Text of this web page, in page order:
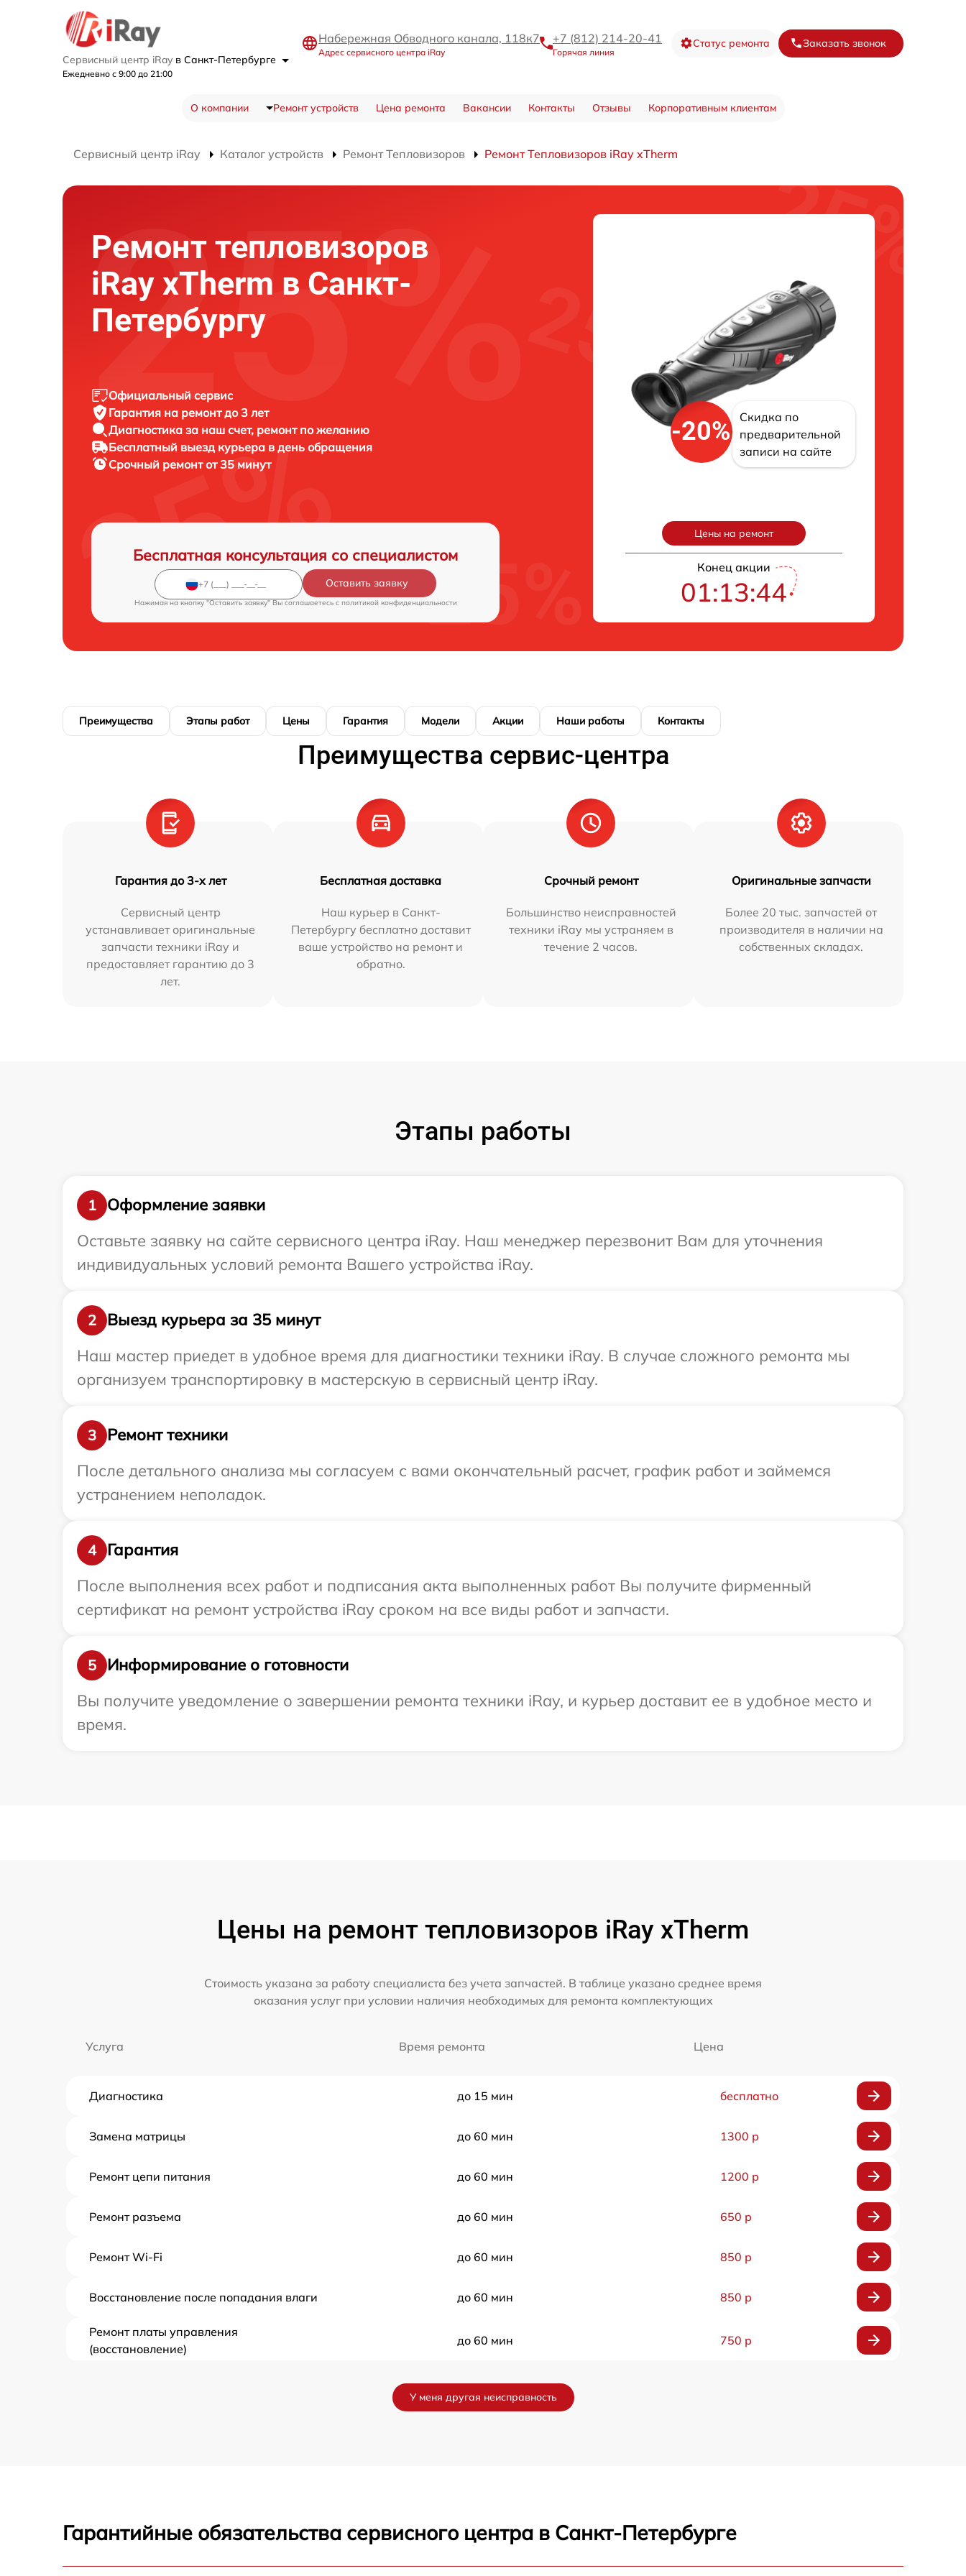
Сервисный центр iRay в Санкт-Петербурге
Ежедневно с 9:00 до 21:00
Набережная Обводного канала, 118к7
Адрес сервисного центра iRay
+7 (812) 214-20-41
Горячая линия
Статус ремонта Заказать звонок
О компании Ремонт устройств Цена ремонта Вакансии Контакты Отзывы Корпоративным клиентам
Сервисный центр iRay Каталог устройств Ремонт Тепловизоров Ремонт Тепловизоров iRay xTherm
Ремонт тепловизоров
iRay xTherm в Санкт-
Петербургу
Официальный сервис
Гарантия на ремонт до 3 лет
Диагностика за наш счет, ремонт по желанию
Бесплатный выезд курьера в день обращения
Срочный ремонт от 35 минут
Бесплатная консультация со специалистом
Оставить заявку
Нажимая на кнопку "Оставить заявку" Вы соглашаетесь c политикой конфиденциальности
-20%
Скидка по
предварительной
записи на сайте
Цены на ремонт
Конец акции
01:13:43
Преимущества Этапы работ Цены Гарантия Модели Акции Наши работы Контакты
Преимущества сервис-центра
Гарантия до 3-х лет
Сервисный центр
устанавливает оригинальные
запчасти техники iRay и
предоставляет гарантию до 3
лет.
Бесплатная доставка
Наш курьер в Санкт-
Петербургу бесплатно доставит
ваше устройство на ремонт и
обратно.
Срочный ремонт
Большинство неисправностей
техники iRay мы устраняем в
течение 2 часов.
Оригинальные запчасти
Более 20 тыс. запчастей от
производителя в наличии на
собственных складах.
Этапы работы
1
Оформление заявки
Оставьте заявку на сайте сервисного центра iRay. Наш менеджер перезвонит Вам для уточнения
индивидуальных условий ремонта Вашего устройства iRay.
2
Выезд курьера за 35 минут
Наш мастер приедет в удобное время для диагностики техники iRay. В случае сложного ремонта мы
организуем транспортировку в мастерскую в сервисный центр iRay.
3
Ремонт техники
После детального анализа мы согласуем с вами окончательный расчет, график работ и займемся
устранением неполадок.
4
Гарантия
После выполнения всех работ и подписания акта выполненных работ Вы получите фирменный
сертификат на ремонт устройства iRay сроком на все виды работ и запчасти.
5
Информирование о готовности
Вы получите уведомление о завершении ремонта техники iRay, и курьер доставит ее в удобное место и
время.
Цены на ремонт тепловизоров iRay xTherm
Стоимость указана за работу специалиста без учета запчастей. В таблице указано среднее время
оказания услуг при условии наличия необходимых для ремонта комплектующих
Услуга Время ремонта Цена
Диагностика до 15 мин бесплатно
Замена матрицы до 60 мин 1300 р
Ремонт цепи питания до 60 мин 1200 р
Ремонт разъема до 60 мин 650 р
Ремонт Wi-Fi до 60 мин 850 р
Восстановление после попадания влаги до 60 мин 850 р
Ремонт платы управления
(восстановление)
до 60 мин 750 р
до 60 мин
Замена процессора до 60 мин 850 р
У меня другая неисправность
Гарантийные обязательства сервисного центра в Санкт-Петербурге